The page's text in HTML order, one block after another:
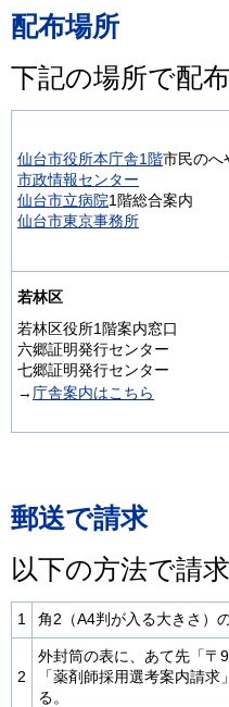
配布場所
下記の場所で配
仙台市役所本庁舎1階市民のへ
市政情報センター
仙台市立病院1階総合案内
仙台市東京事務所
若林区
若林区役所1階案内窓口
六郷証明発行センター
七郷証明発行センター
→ 庁舎案内はこちら
郵送で請求
以下の方法で請
1 角2（A4判が入る大きさ）
2
外封筒の表に、あて先「
「薬剤師採用選考案内請求
る。